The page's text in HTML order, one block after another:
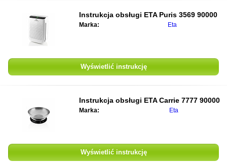
Instrukcja obsługi ETA Puris 3569 90000
Marka: Eta
Wyświetlić instrukcję
Instrukcja obsługi ETA Carrie 7777 90000
Marka: Eta
Wyświetlić instrukcję